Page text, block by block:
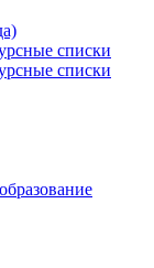
списки
списки